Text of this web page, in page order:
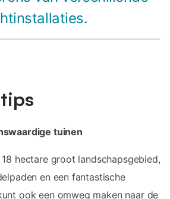
tuinen
hectare groot landschapsgebied,
en een fantastische
ook een omweg maken naar de